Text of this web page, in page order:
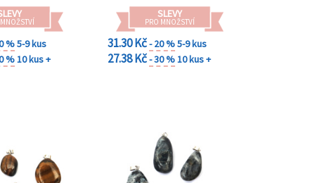
%5-9 kus
%10 kus +
SLEVY
PRO MNOŽSTVÍ
31.30 Kč- 20 %5-9 kus
27.38 Kč- 30 %10 kus +